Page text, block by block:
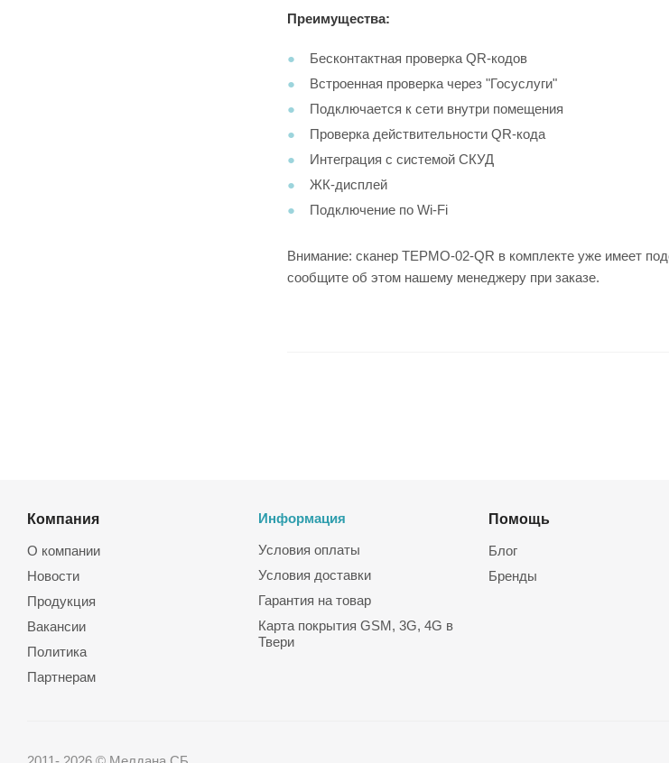
Преимущества:
Бесконтактная проверка QR-кодов
Встроенная проверка через "Госуслуги"
Подключается к сети внутри помещения
Проверка действительности QR-кода
Интеграция с системой СКУД
ЖК-дисплей
Подключение по Wi-Fi
Внимание: сканер ТЕРМО-02-QR в комплекте уже имеет
сообщите об этом нашему менеджеру при заказе.
Компания
О компании
Новости
Продукция
Вакансии
Политика
Партнерам
Информация
Условия оплаты
Условия доставки
Гарантия на товар
Карта покрытия GSM, 3G, 4G в
Твери
Помощь
Блог
Бренды